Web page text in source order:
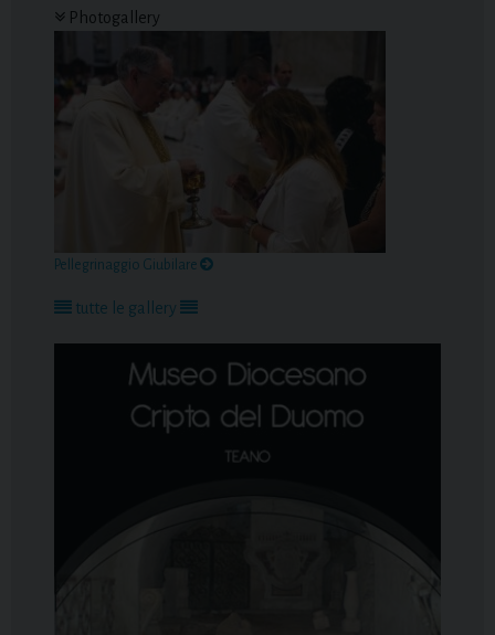
Photogallery
Pellegrinaggio Giubilare
tutte le gallery